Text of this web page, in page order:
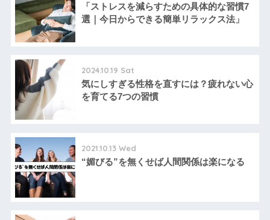
「ストレスを減らすための具体的な習慣7
選｜今日からできる簡単リラックス法」
2024.10.19 Sat
気にしすぎる性格を直すには？疲れない心
を育てる7つの習慣
2021.10.13 Wed
“媚びる”を無くせば人間関係は楽になる